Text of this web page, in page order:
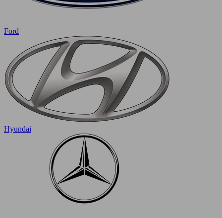
Ford
Hyundai